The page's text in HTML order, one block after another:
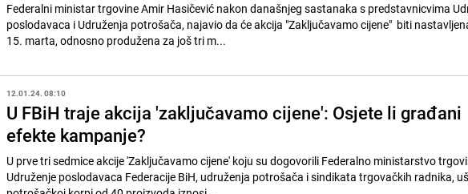
Federalni ministar trgovine Amir Hasičević nakon današnjeg sastanaka s predstavnicvima
poslodavaca i Udruženja potrošača, najavio da će akcija "Zaključavamo cijene" biti
15. marta, odnosno produžena za još tri m...
12.01.24. 08:10
U FBiH traje akcija 'zaključavamo cijene': Osjete li građani
efekte kampanje?
U prve tri sedmice akcije 'Zaključavamo cijene' koju su dogovorili Federalno ministarstvo
Udruženje poslodavaca Federacije BiH, udruženja potrošača i sindikata trgovačkih radnika,